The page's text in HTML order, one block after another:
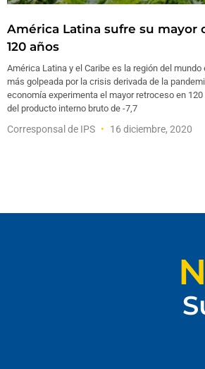
América Latina sufre su mayor
120 años
América Latina y el Caribe es la región del mundo
más golpeada por la crisis derivada de la
economía experimenta el mayor retroceso en
del producto interno bruto de -7,7
Corresponsal de IPS 16 diciembre, 2020